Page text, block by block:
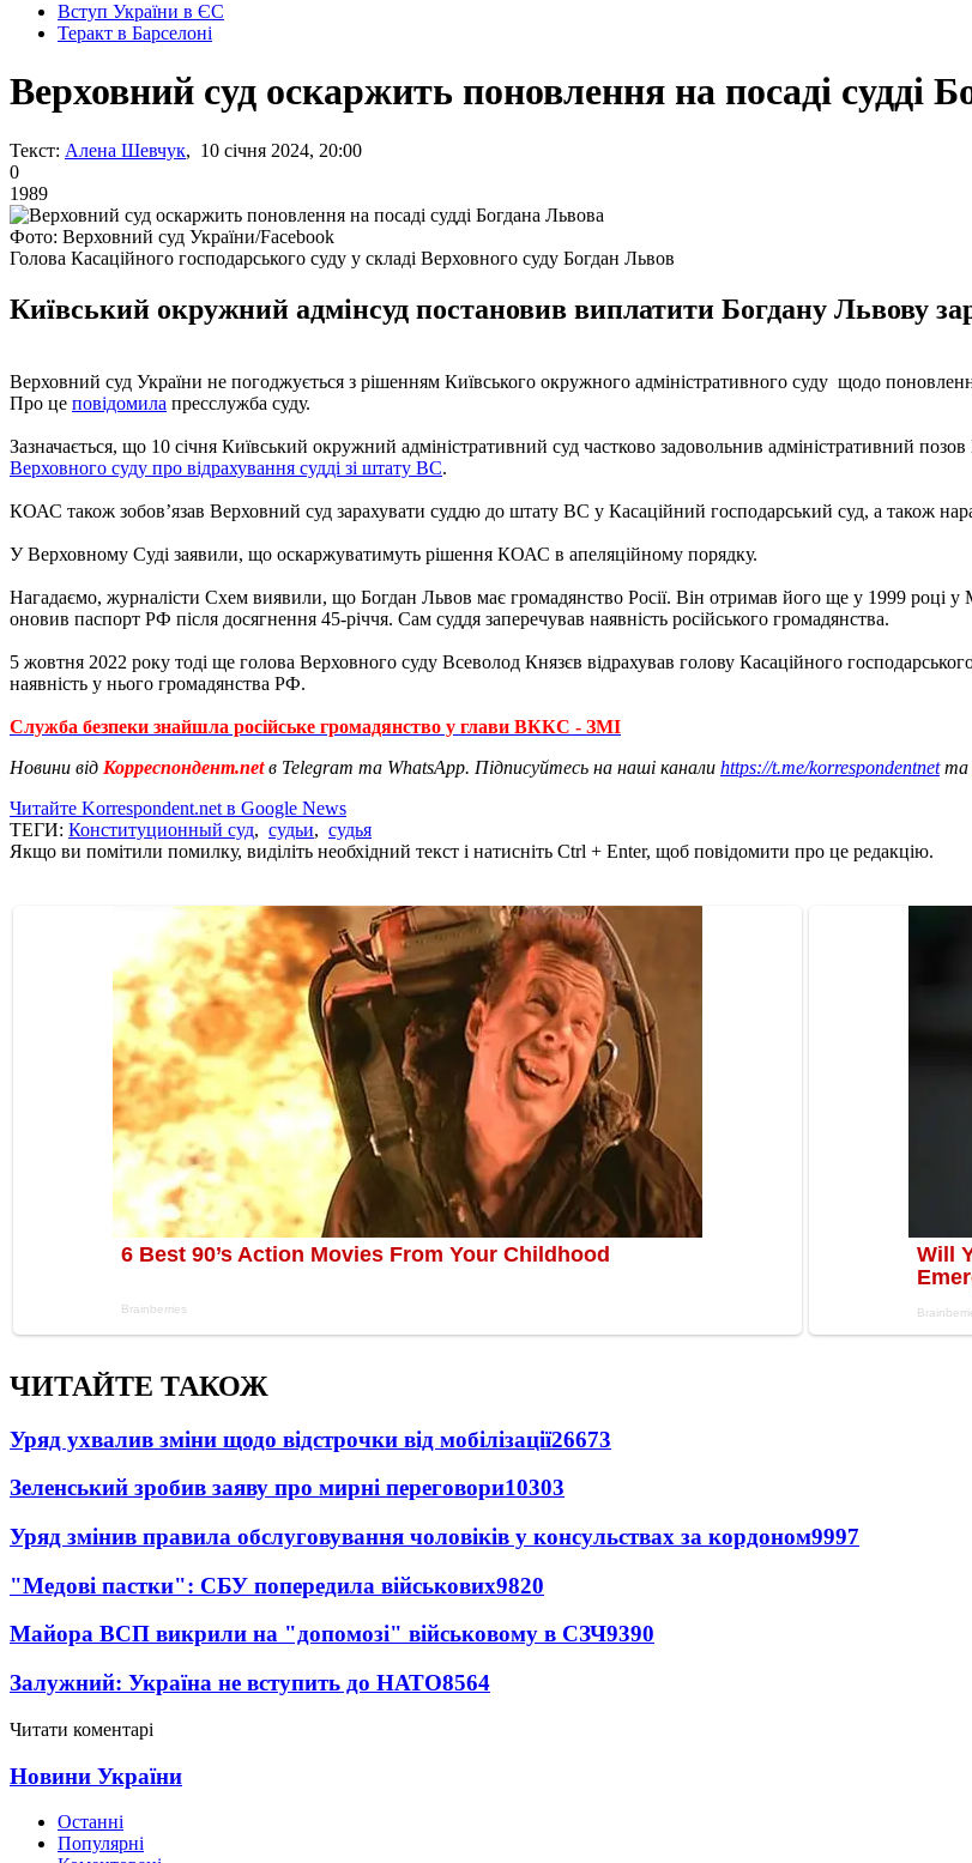
Вступ України в ЄС
Теракт в Барселоні
Верховний суд оскаржить поновлення на посаді судді
Текст: Алена Шевчук, 10 січня 2024, 20:00
0
1989
Фото: Верховний суд України/Facebook
Голова Касаційного господарського суду у складі Верховного суду Богдан Львов
Київський окружний адмінсуд постановив виплатити Богдану Львову
Верховний суд України не погоджується з рішенням Київського окружного адміністративного суду щодо
Про це повідомила пресслужба суду.
Зазначається, що 10 січня Київський окружний адміністративний суд частково задовольнив адміністративний
Верховного суду про відрахування судді зі штату ВС.
КОАС також зобов’язав Верховний суд зарахувати суддю до штату ВС у Касаційний господарський суд, а також
У Верховному Суді заявили, що оскаржуватимуть рішення КОАС в апеляційному порядку.
Нагадаємо, журналісти Схем виявили, що Богдан Львов має громадянство Росії. Він отримав його ще у 1999 році
оновив паспорт РФ після досягнення 45-річчя. Сам суддя заперечував наявність російського громадянства.
5 жовтня 2022 року тоді ще голова Верховного суду Всеволод Князєв відрахував голову Касаційного
наявність у нього громадянства РФ.
Служба безпеки знайшла російське громадянство у глави ВККС - ЗМІ
Новини від Корреспондент.netв Telegram та WhatsApp. Підписуйтесь на наші канали https://t.me/korrespondentnetта
Читайте Korrespondent.net в Google News
ТЕГИ: Конституционный суд, судьи, судья
Якщо ви помітили помилку, виділіть необхідний текст і натисніть Ctrl + Enter, щоб повідомити про це редакцію.
ЧИТАЙТЕ ТАКОЖ
Уряд ухвалив зміни щодо відстрочки від мобілізації26673
Зеленський зробив заяву про мирні переговори10303
Уряд змінив правила обслуговування чоловіків у консульствах за кордоном9997
"Медові пастки": СБУ попередила військових9820
Майора ВСП викрили на "допомозі" військовому в СЗЧ9390
Залужний: Україна не вступить до НАТО8564
Читати коментарі
Новини України
Останні
Популярні